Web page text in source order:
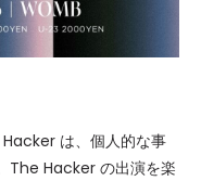
は、個人的な事
The Hacker の出演を楽